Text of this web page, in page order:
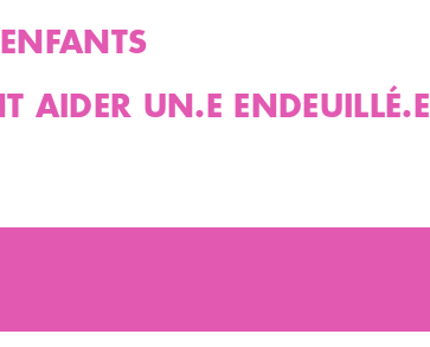
AIDER UN.E ENDEUILLÉ.E